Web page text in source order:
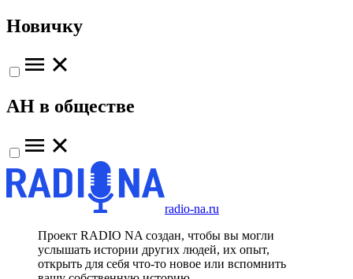
Новичку
АН в обществе
radio-na.ru
Проект RADIO NA создан, чтобы вы могли
услышать истории других людей, их опыт,
открыть для себя что-то новое или вспомнить